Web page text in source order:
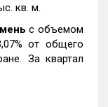
кв. м.
с объемом
от общего
За квартал